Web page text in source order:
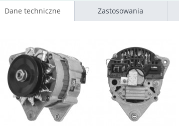
Dane techniczne Zastosowania